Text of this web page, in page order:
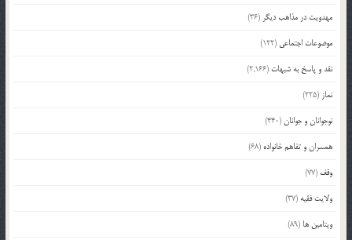
مهدویت در مذاهب دیگر (36)
موضوعات اجتماعی (122)
نقد و پاسخ به شبهات (2,166)
نماز (225)
نوجوانان و جوانان(440)
همسران و تفاهم خانواده (68)
وقف (77)
ولایت فقیه (37)
ویتامین ها (89)